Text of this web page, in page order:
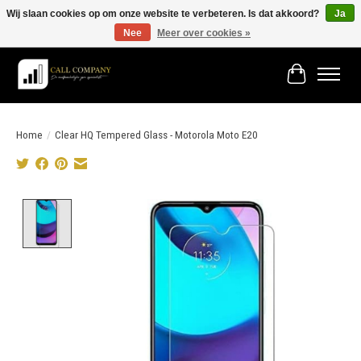
Vóór 19:00 besteld morgen in huis!
Winkelwagen
Home / Clear HQ Tempered Glass - Motorola Moto E20
Product image slideshow Items
Wij slaan cookies op om onze website te verbeteren. Is dat akkoord?
Ja
Nee
Meer over cookies »